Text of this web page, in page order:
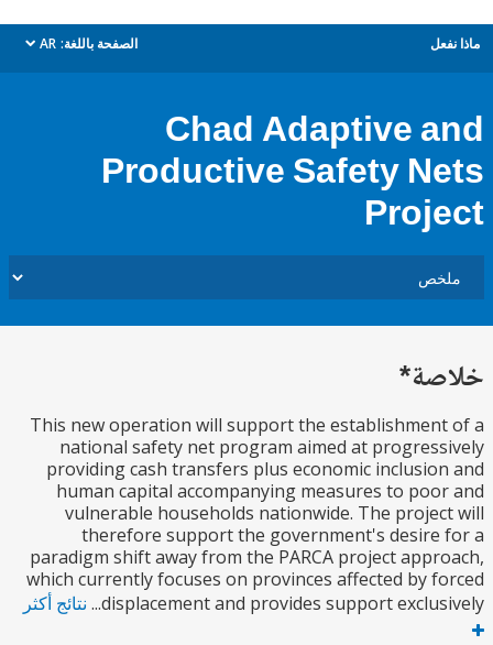
الصفحة باللغة: AR
dropdown
Chad Adaptive
Productive Safety
This new operation will support the
national safety net program aimed at
providing cash transfers plus economic
human capital accompanying measures to
vulnerable households nationwide. The
therefore support the government's
paradigm shift away from the PARCA project
which currently focuses on provinces affected by
displacement and provides support نتائج أكثر